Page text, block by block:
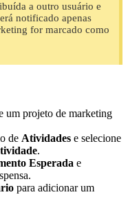
a outro usuário e
notificado apenas
for marcado como
um projeto de marketing
de Atividades e selecione
.
Esperada e
para adicionar um